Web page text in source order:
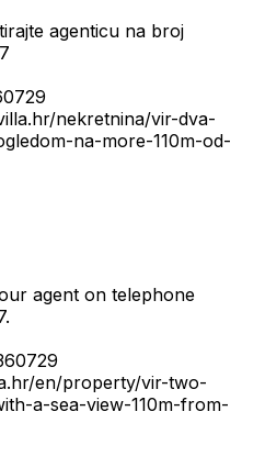
agenticu na broj
nekretnina/vir-dva-
na-more-110m-od-
agent on telephone
en/property/vir-two-
a-sea-view-110m-from-